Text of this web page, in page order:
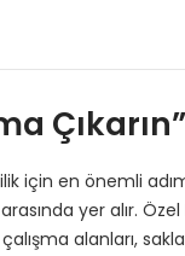
Çıkarın”
için en önemli
yer alır.
alanları,